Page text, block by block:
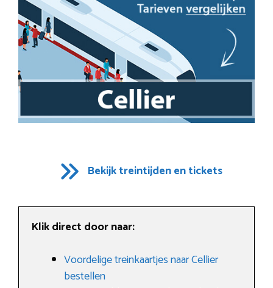
Bekijk treintijden en tickets
Klik direct door naar:
Voordelige treinkaartjes naar Cellier
bestellen